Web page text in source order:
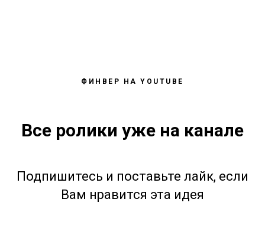
ФИНВЕР НА YOUTUBE
Все ролики уже на канале
Подпишитесь и поставьте лайк, если
Вам нравится эта идея